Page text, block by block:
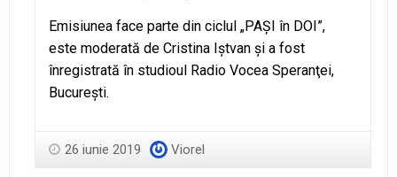
Emisiunea face parte din ciclul „PAŞI în DOI”,
este moderată de Cristina Iştvan şi a fost
înregistrată în studioul Radio Vocea Speranţei,
Bucureşti.
26 iunie 2019 Viorel